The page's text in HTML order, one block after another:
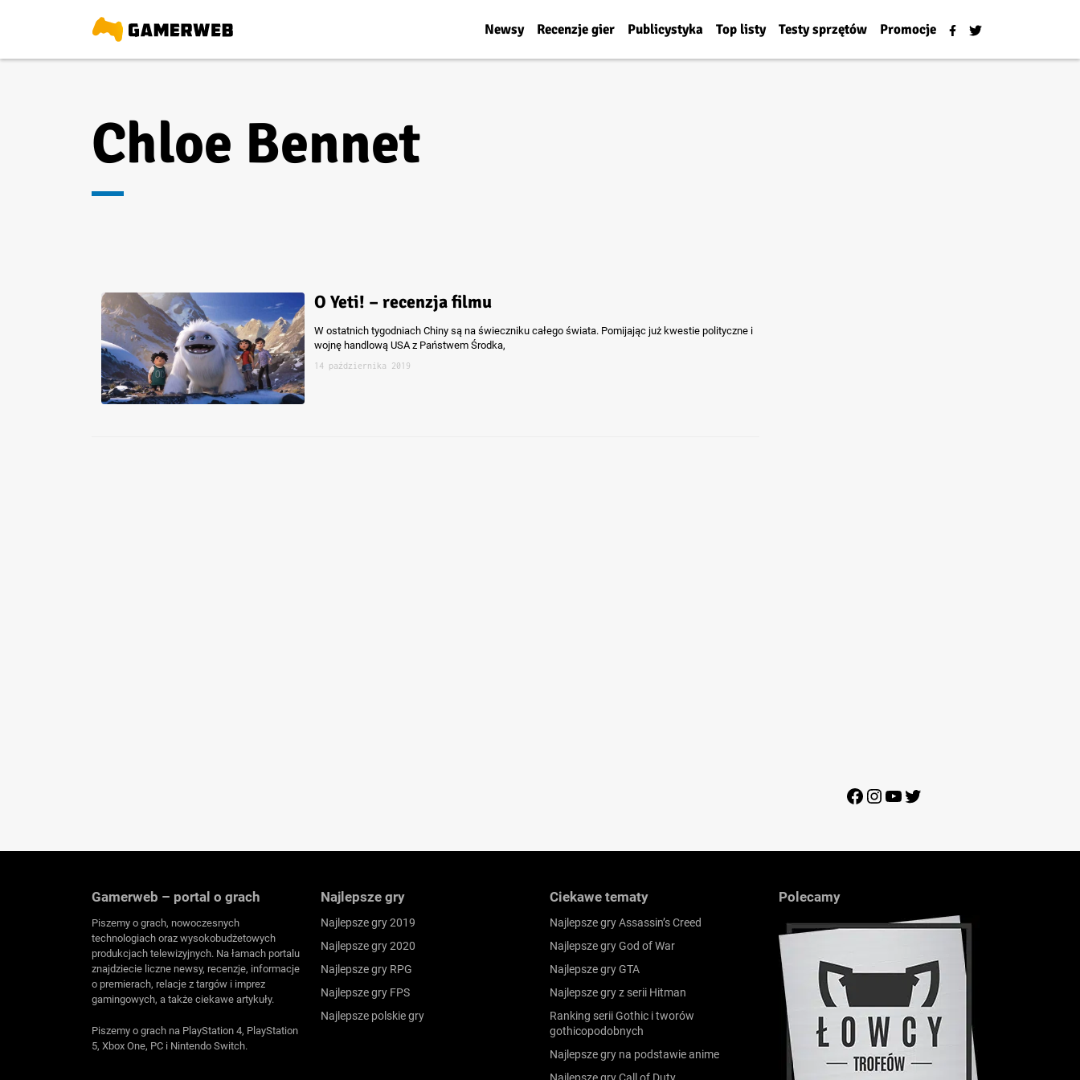
Newsy Recenzje gier Publicystyka Top listy Testy sprzętów Promocje
Chloe Bennet
O Yeti! – recenzja filmu
W ostatnich tygodniach Chiny są na świeczniku całego świata. Pomijając już kwestie polityczne i
wojnę handlową USA z Państwem Środka,
14 października 2019
Facebook
Instagram
YouTube
Twitter
Gamerweb – portal o grach
Piszemy o grach, nowoczesnych
technologiach oraz wysokobudżetowych
produkcjach telewizyjnych. Na łamach portalu
znajdziecie liczne newsy, recenzje, informacje
o premierach, relacje z targów i imprez
gamingowych, a także ciekawe artykuły.
Piszemy o grach na PlayStation 4, PlayStation
5, Xbox One, PC i Nintendo Switch.
Najlepsze gry
Najlepsze gry 2019
Najlepsze gry 2020
Najlepsze gry RPG
Najlepsze gry FPS
Najlepsze polskie gry
Ciekawe tematy
Najlepsze gry Assassin’s Creed
Najlepsze gry God of War
Najlepsze gry GTA
Najlepsze gry z serii Hitman
Ranking serii Gothic i tworów
gothicopodobnych
Najlepsze gry na podstawie anime
Polecamy